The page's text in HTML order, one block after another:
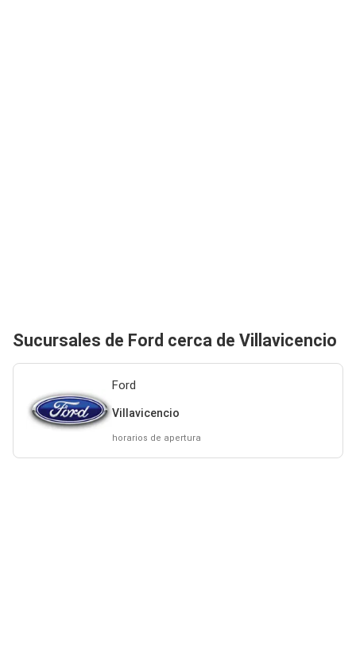
Sucursales de Ford cerca de Villavicencio
Ford
Villavicencio
horarios de apertura